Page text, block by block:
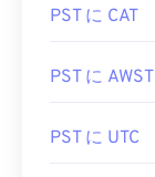
PST に CAT
PST に AWST
PST に UTC